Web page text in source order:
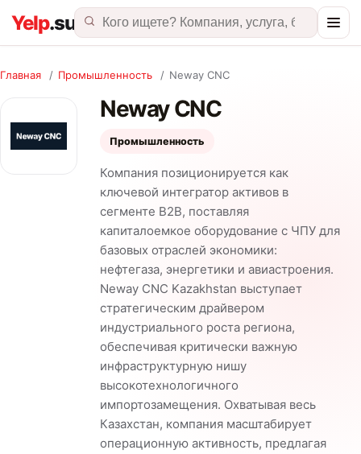
Главная / Промышленность / Neway CNC
Neway CNC
Промышленность
Компания позиционируется как
ключевой интегратор активов в
сегменте B2B, поставляя
капиталоемкое оборудование с ЧПУ для
базовых отраслей экономики:
нефтегаза, энергетики и авиастроения.
Neway CNC Kazakhstan выступает
стратегическим драйвером
индустриального роста региона,
обеспечивая критически важную
инфраструктурную нишу
высокотехнологичного
импортозамещения. Охватывая весь
Казахстан, компания масштабирует
операционную активность, предлагая